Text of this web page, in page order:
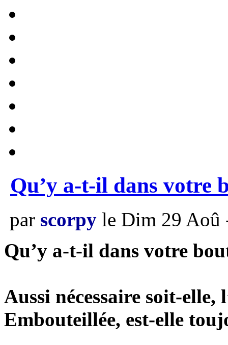
Qu’y a-t-il dans votre
par scorpy le Dim 29 Aoû
Qu’y a-t-il dans votre
Aussi nécessaire soit-elle,
Embouteillée, est-elle